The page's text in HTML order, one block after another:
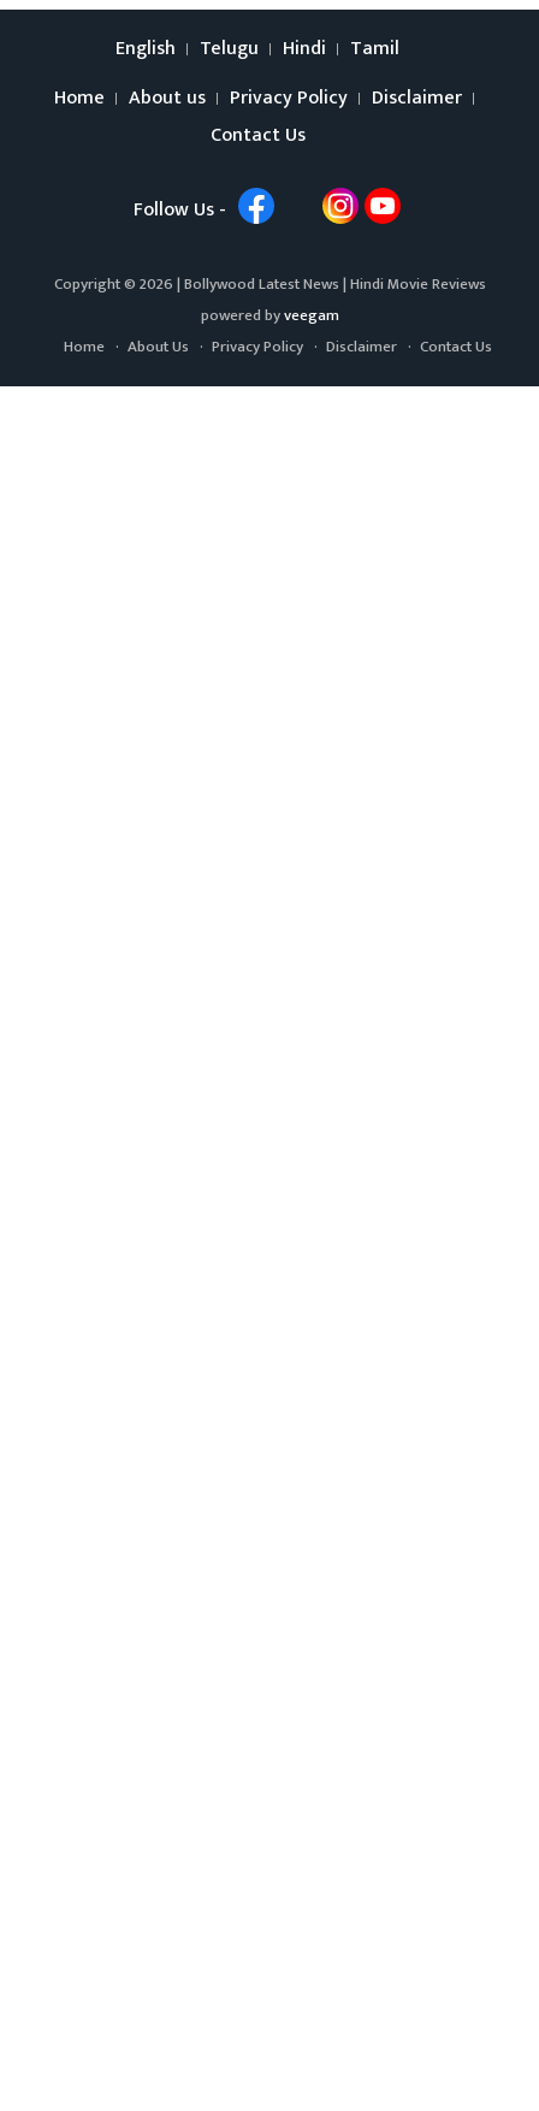
English Telugu Hindi
Tamil
Home
About us Privacy Policy
Disclaimer
Contact Us
Follow Us -
Copyright © 2026 |Bollywood Latest News|Hindi Movie Reviews
powered byveegam
Home
About Us Privacy Policy Disclaimer Contact Us